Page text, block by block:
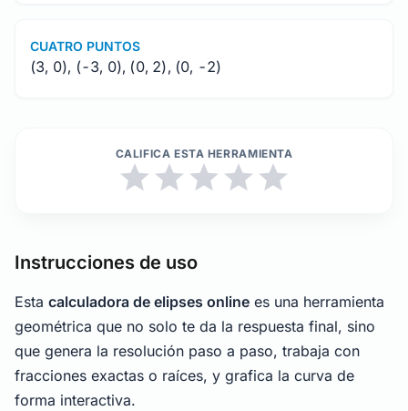
CUATRO PUNTOS
(3, 0), (-3, 0), (0, 2), (0, -2)
CALIFICA ESTA HERRAMIENTA
Instrucciones de uso
Esta calculadora de elipses online es una herramienta
geométrica que no solo te da la respuesta final, sino
que genera la resolución paso a paso, trabaja con
fracciones exactas o raíces, y grafica la curva de
forma interactiva.